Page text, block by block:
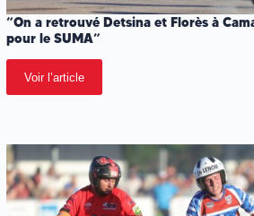
“On a retrouvé Detsina et Florès à
pour le SUMA”
Voir l’article